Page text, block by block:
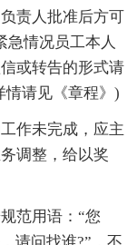
责人批准后方可
急情况员工本人
或转告的形式请
情请见《章程》)
作未完成，应主
调整，给以奖
范用语：“您